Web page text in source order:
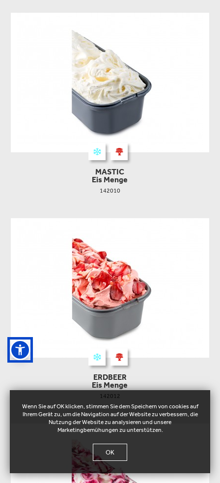
MASTIC
Eis Menge
142010
ERDBEER
Eis Menge
142012
Wenn Sie auf OK klicken, stimmen Sie dem Speichern von cookies auf
Ihrem Gerät zu, um die Navigation auf der Website zu verbessern, die
Nutzung der Website zu analysieren und unsere
Marketingbemühungen zu unterstützen.
OK